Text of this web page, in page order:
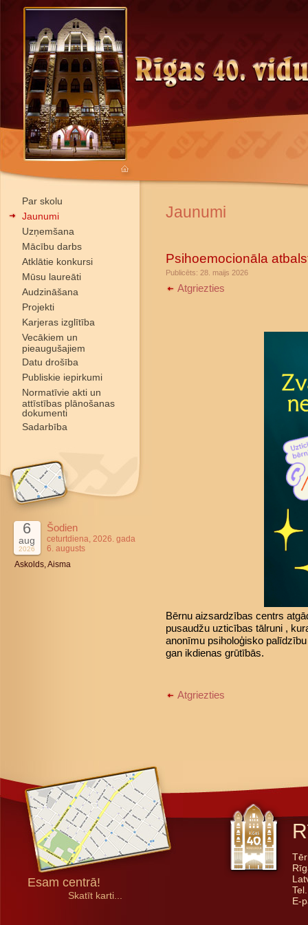
Par skolu
Jaunumi
Uzņemšana
Mācību darbs
Atklātie konkursi
Mūsu laureāti
Audzināšana
Projekti
Karjeras izglītība
Vecākiem un
pieaugušajiem
Datu drošība
Publiskie iepirkumi
Normatīvie akti un
attīstības plānošanas
dokumenti
Sadarbība
6
aug
2026
Šodien
ceturtdiena, 2026. gada
6. augusts
Askolds, Aisma
Jaunumi
Psihoemocionāla
Publicēts: 28. maijs 2026
Atgriezties
Bērnu aizsardzības centrs
pusaudžu uzticības tālruni ,
anonīmu psiholoģisko
gan ikdienas grūtībās.
Atgriezties
Esam centrā!
Skatīt karti...
E-